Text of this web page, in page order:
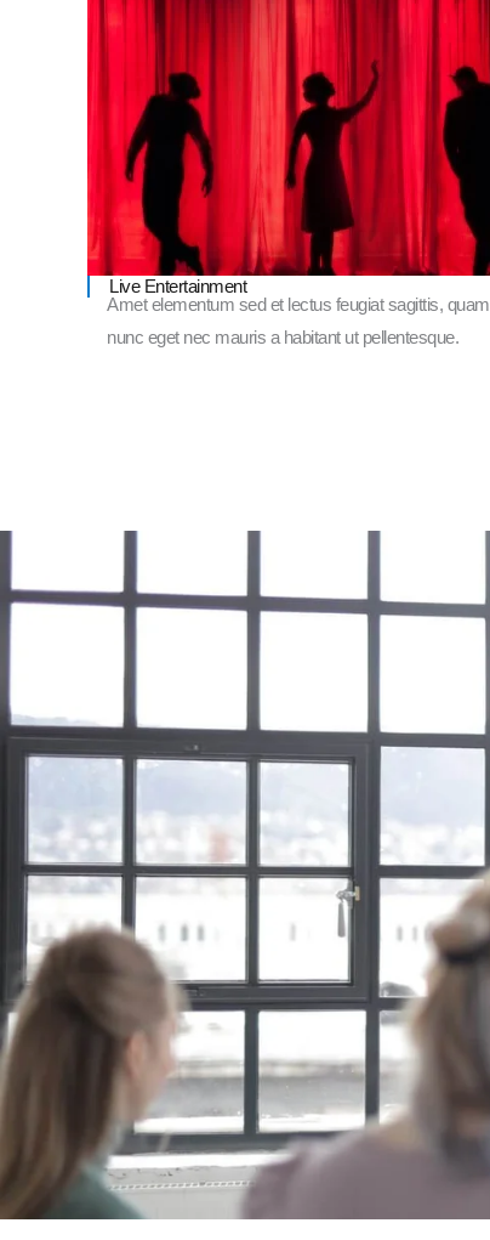
Live Entertainment
Amet elementum sed et lectus feugiat sagittis, quam
nunc eget nec mauris a habitant ut pellentesque.